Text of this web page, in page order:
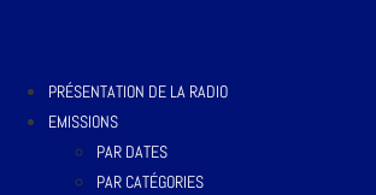
PRÉSENTATION DE LA RADIO
EMISSIONS
PAR DATES
PAR CATÉGORIES